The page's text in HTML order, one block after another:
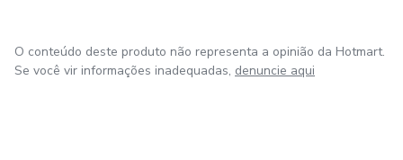
O conteúdo deste produto não representa a opinião da Hotmart.
Se você vir informações inadequadas, denuncie aqui